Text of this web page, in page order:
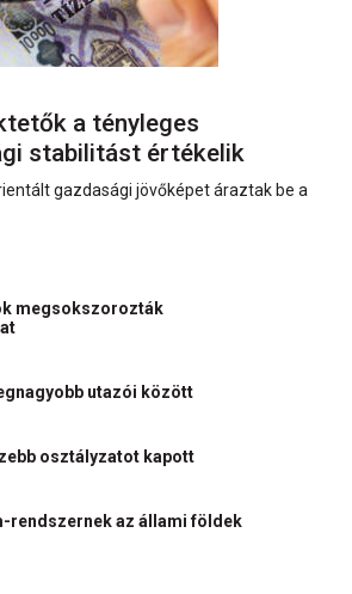
a tényleges
stabilitást értékelik
gazdasági jövőképet áraztak be a
megsokszorozták
utazói között
osztályzatot kapott
rendszernek az állami földek